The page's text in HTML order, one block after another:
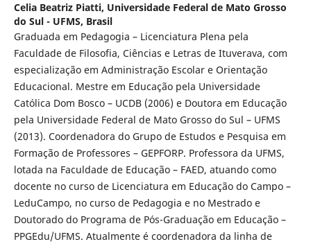
Celia Beatriz Piatti, Universidade Federal de Mato Grosso
do Sul - UFMS, Brasil
Graduada em Pedagogia – Licenciatura Plena pela
Faculdade de Filosofia, Ciências e Letras de Ituverava, com
especialização em Administração Escolar e Orientação
Educacional. Mestre em Educação pela Universidade
Católica Dom Bosco – UCDB (2006) e Doutora em Educação
pela Universidade Federal de Mato Grosso do Sul – UFMS
(2013). Coordenadora do Grupo de Estudos e Pesquisa em
Formação de Professores – GEPFORP. Professora da UFMS,
lotada na Faculdade de Educação – FAED, atuando como
docente no curso de Licenciatura em Educação do Campo –
LeduCampo, no curso de Pedagogia e no Mestrado e
Doutorado do Programa de Pós-Graduação em Educação –
PPGEdu/UFMS. Atualmente é coordenadora da linha de